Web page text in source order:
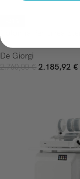
De Giorgi
2.760,00€ 2.185,92 €